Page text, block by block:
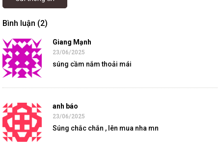
Bình luận (2)
Giang Mạnh
23/06/2025
súng cầm nắm thoải mái
anh báo
23/06/2025
Súng chắc chắn , lên mua nha mn